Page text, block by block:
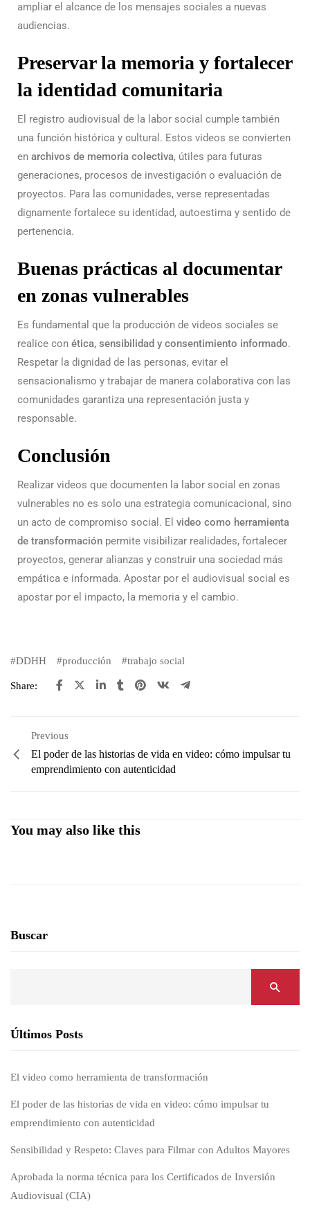
ampliar el alcance de los mensajes sociales a nuevas
audiencias.
Preservar la memoria y fortalecer
la identidad comunitaria
El registro audiovisual de la labor social cumple también
una función histórica y cultural. Estos videos se convierten
en archivos de memoria colectiva, útiles para futuras
generaciones, procesos de investigación o evaluación de
proyectos. Para las comunidades, verse representadas
dignamente fortalece su identidad, autoestima y sentido de
pertenencia.
Buenas prácticas al documentar
en zonas vulnerables
Es fundamental que la producción de videos sociales se
realice con ética, sensibilidad y consentimiento informado.
Respetar la dignidad de las personas, evitar el
sensacionalismo y trabajar de manera colaborativa con las
comunidades garantiza una representación justa y
responsable.
Conclusión
Realizar videos que documenten la labor social en zonas
vulnerables no es solo una estrategia comunicacional, sino
un acto de compromiso social. El video como herramienta
de transformación permite visibilizar realidades, fortalecer
proyectos, generar alianzas y construir una sociedad más
empática e informada. Apostar por el audiovisual social es
apostar por el impacto, la memoria y el cambio.
DDHH producción trabajo social
Share:
Previous
El poder de las historias de vida en video: cómo impulsar tu
emprendimiento con autenticidad
You may also like this
Buscar
Últimos Posts
El video como herramienta de transformación
El poder de las historias de vida en video: cómo impulsar tu
emprendimiento con autenticidad
Sensibilidad y Respeto: Claves para Filmar con Adultos Mayores
Aprobada la norma técnica para los Certificados de Inversión
Audiovisual (CIA)